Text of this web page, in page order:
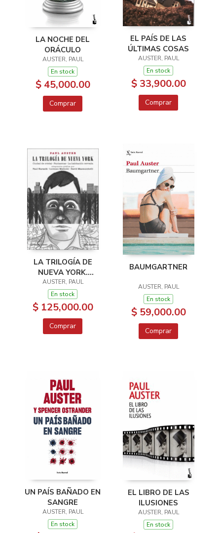
LA NOCHE DEL
ORÁCULO
AUSTER, PAUL
En stock
$ 45,000.00
Comprar
EL PAÍS DE LAS
ÚLTIMAS COSAS
AUSTER, PAUL
En stock
$ 33,900.00
Comprar
LA TRILOGÍA DE
NUEVA YORK.
NOVELA GRÁFICA
AUSTER, PAUL
En stock
$ 125,000.00
Comprar
BAUMGARTNER
AUSTER, PAUL
En stock
$ 59,000.00
Comprar
UN PAÍS BAÑADO EN
SANGRE
AUSTER, PAUL
En stock
EL LIBRO DE LAS
ILUSIONES
AUSTER, PAUL
En stock